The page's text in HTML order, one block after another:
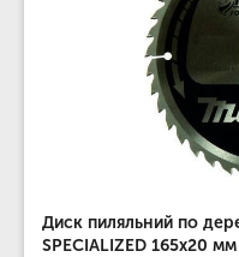
Диск пиляльний по
SPECIALIZED 165x20